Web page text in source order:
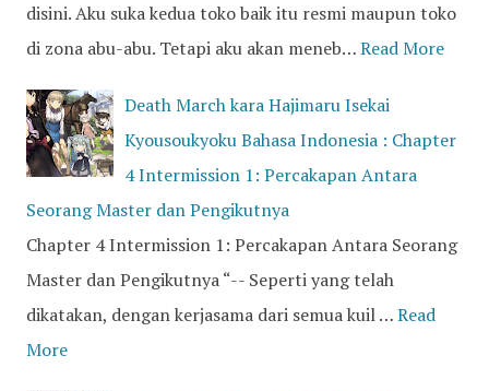
disini. Aku suka kedua toko baik itu resmi maupun toko
di zona abu-abu. Tetapi aku akan meneb…Read More
Death March kara Hajimaru Isekai
Kyousoukyoku Bahasa Indonesia : Chapter
4 Intermission 1: Percakapan Antara
Seorang Master dan Pengikutnya
Chapter 4 Intermission 1: Percakapan Antara Seorang
Master dan Pengikutnya “-- Seperti yang telah
dikatakan, dengan kerjasama dari semua kuil …Read
More